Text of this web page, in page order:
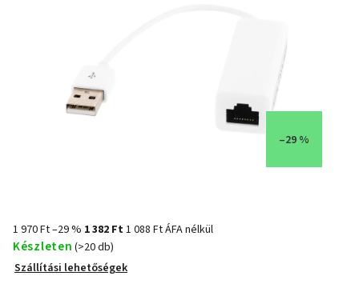
–29 %
1 970 Ft–29 % 1 382 Ft1 088 Ft ÁFA nélkül
Készleten (>20 db)
Szállítási lehetőségek